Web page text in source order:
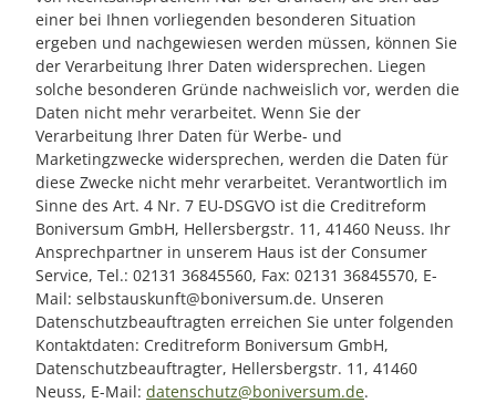
einer bei Ihnen vorliegenden besonderen Situation
ergeben und nachgewiesen werden müssen, können Sie
der Verarbeitung Ihrer Daten widersprechen. Liegen
solche besonderen Gründe nachweislich vor, werden die
Daten nicht mehr verarbeitet. Wenn Sie der
Verarbeitung Ihrer Daten für Werbe- und
Marketingzwecke widersprechen, werden die Daten für
diese Zwecke nicht mehr verarbeitet. Verantwortlich im
Sinne des Art. 4 Nr. 7 EU-DSGVO ist die Creditreform
Boniversum GmbH, Hellersbergstr. 11, 41460 Neuss. Ihr
Ansprechpartner in unserem Haus ist der Consumer
Service, Tel.: 02131 36845560, Fax: 02131 36845570, E-
Mail: selbstauskunft@boniversum.de. Unseren
Datenschutzbeauftragten erreichen Sie unter folgenden
Kontaktdaten: Creditreform Boniversum GmbH,
Datenschutzbeauftragter, Hellersbergstr. 11, 41460
Neuss, E-Mail: datenschutz@boniversum.de.